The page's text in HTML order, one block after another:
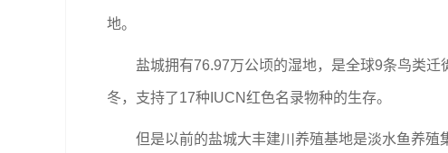
地。
盐城拥有76.97万公顷的湿地，是全球9条鸟类迁
冬，支持了17种IUCN红色名录物种的生存。
但是以前的盐城大丰建川养殖基地是淡水鱼养殖